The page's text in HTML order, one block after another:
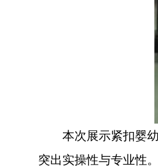
本次展示紧扣婴
突出实操性与专业性